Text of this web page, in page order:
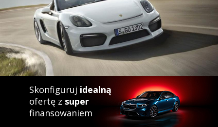
Skonfiguruj idealną
ofertę z super
finansowaniem